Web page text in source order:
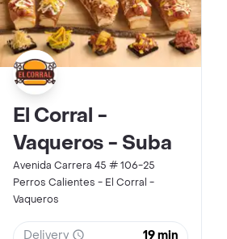
El Corral -
Vaqueros - Suba
Avenida Carrera 45 # 106-25
Perros Calientes - El Corral -
Vaqueros
Delivery 19 min